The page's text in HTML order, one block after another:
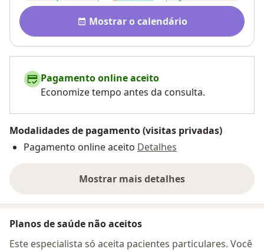
Disponibilidade
Mostrar o calendário
Pagamento online aceito
Economize tempo antes da consulta.
Modalidades de pagamento (visitas privadas)
Pagamento online aceito Detalhes
Mostrar mais detalhes
sobre o endereço
Planos de saúde não aceitos
Este especialista só aceita pacientes particulares. Você